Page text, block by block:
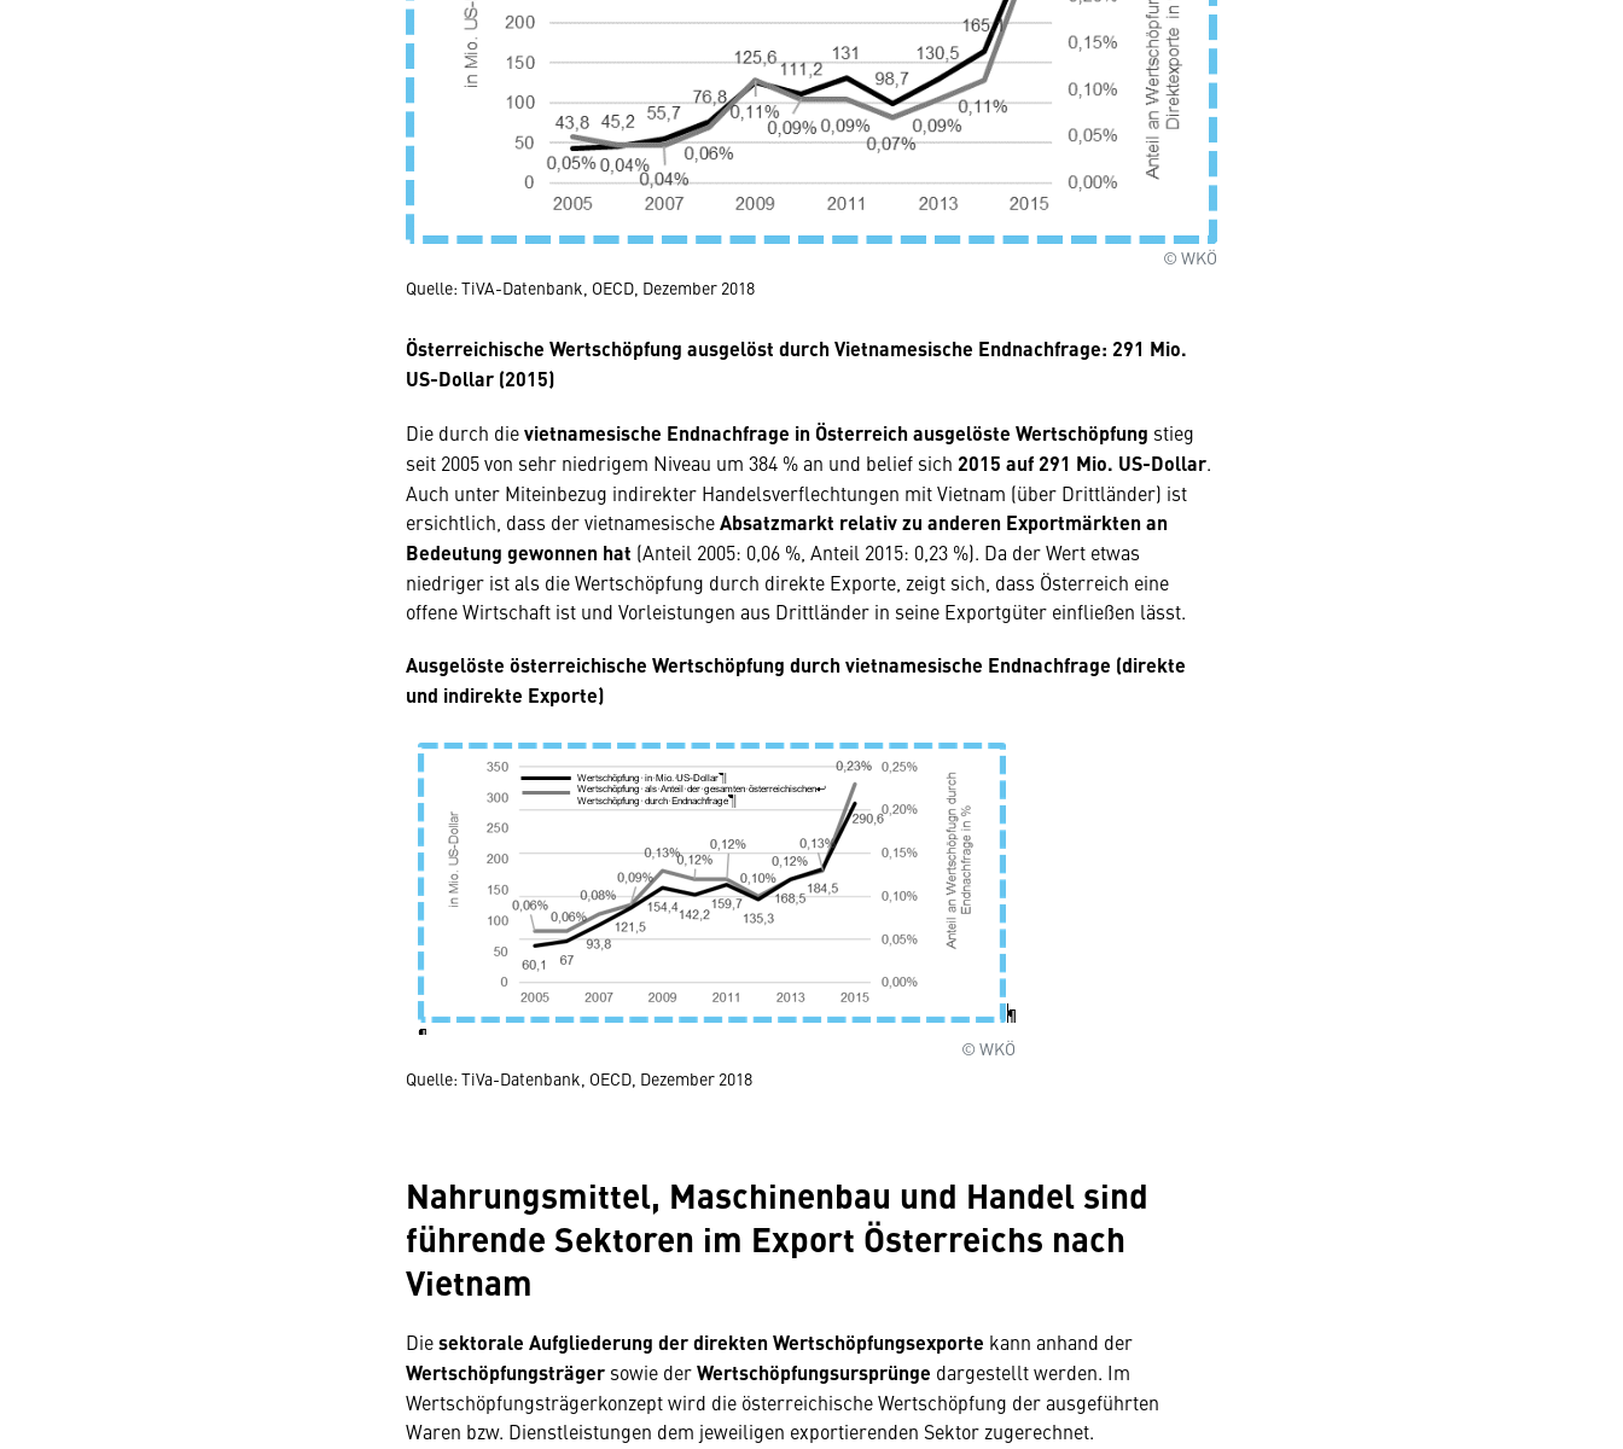
© WKÖ
Quelle: TiVA-Datenbank, OECD, Dezember 2018
Österreichische Wertschöpfung ausgelöst durch Vietnamesische Endnachfrage: 291 Mio.
US-Dollar (2015)
Die durch dievietnamesische Endnachfrage in Österreich ausgelöste Wertschöpfung stieg
seit 2005 von sehr niedrigem Niveau um 384 % an und belief sich 2015 auf 291 Mio. US-Dollar.
Auch unter Miteinbezug indirekter Handelsverflechtungen mit Vietnam (über Drittländer) ist
ersichtlich, dass der vietnamesischeAbsatzmarkt relativ zu anderen Exportmärkten an
Bedeutung gewonnen hat (Anteil 2005: 0,06 %, Anteil 2015: 0,23 %). Da der Wert etwas
niedriger ist als die Wertschöpfung durch direkte Exporte, zeigt sich, dass Österreich eine
offene Wirtschaft ist und Vorleistungen aus Drittländer in seine Exportgüter einfließen lässt.
Ausgelöste österreichische Wertschöpfung durch vietnamesische Endnachfrage (direkte
und indirekte Exporte)
© WKÖ
Quelle: TiVa-Datenbank, OECD, Dezember 2018
Nahrungsmittel, Maschinenbau und Handel sind
führende Sektoren im Export Österreichs nach
Vietnam
Diesektorale Aufgliederung der direkten Wertschöpfungsexporte kann anhand der
Wertschöpfungsträger sowie derWertschöpfungsursprünge dargestellt werden. Im
Wertschöpfungsträgerkonzept wird die österreichische Wertschöpfung der ausgeführten
Waren bzw. Dienstleistungen dem jeweiligen exportierenden Sektor zugerechnet.